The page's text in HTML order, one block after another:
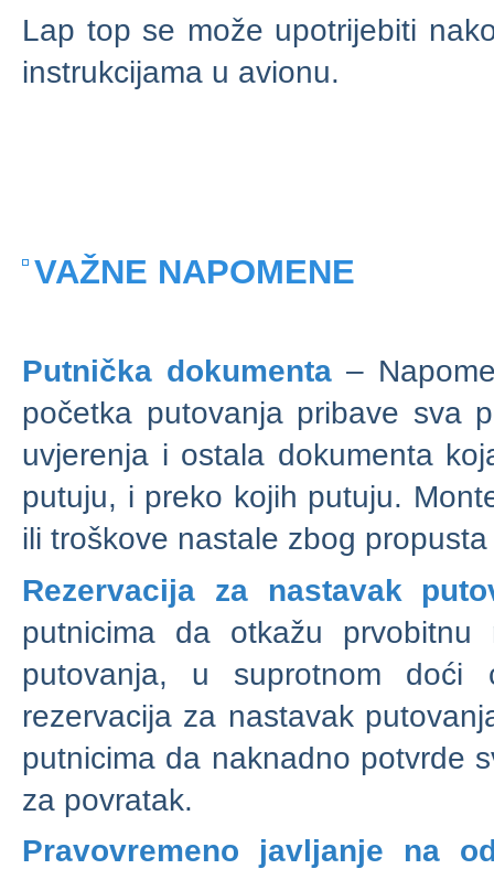
Lap top se može upotrijebiti
instrukcijama u avionu.
VAŽNE NAPOMENE
Putnička dokumenta –
početka putovanja pribave sva
uvjerenja i ostala dokumenta
putuju, i preko kojih putuju.
ili troškove nastale zbog
Rezervacija za nastavak
putnicima da otkažu prvobitnu
putovanja, u suprotnom doći
rezervacija za nastavak
putnicima da naknadno potvrde
za povratak.
Pravovremeno javljanje na